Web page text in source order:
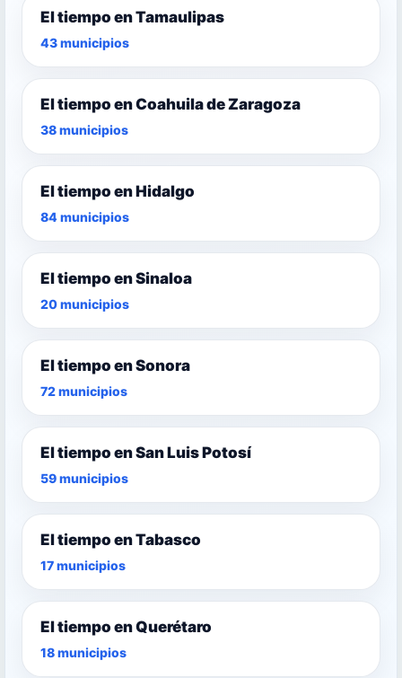
El tiempo en Tamaulipas
43 municipios
El tiempo en Coahuila de Zaragoza
38 municipios
El tiempo en Hidalgo
84 municipios
El tiempo en Sinaloa
20 municipios
El tiempo en Sonora
72 municipios
El tiempo en San Luis Potosí
59 municipios
El tiempo en Tabasco
17 municipios
El tiempo en Querétaro
18 municipios